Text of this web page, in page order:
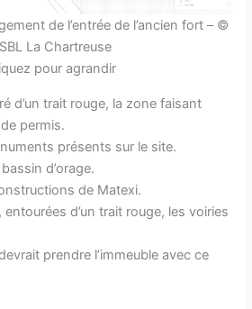
de l’entrée de l’ancien fort – ©
La Chartreuse
pour agrandir
d’un trait rouge, la zone faisant
permis.
présents sur le site.
d’orage.
de Matexi.
d’un trait rouge, les voiries
prendre l’immeuble avec ce